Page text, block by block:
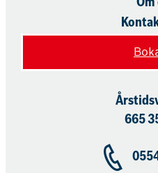
Om
665